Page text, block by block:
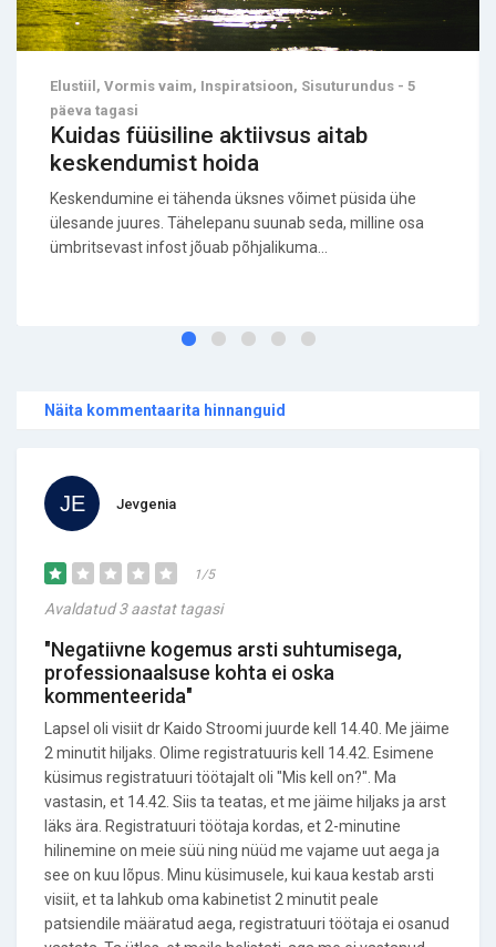
Elustiil, Vormis vaim, Inspiratsioon, Sisuturundus - 5
päeva tagasi
Kuidas füüsiline aktiivsus aitab
keskendumist hoida
Keskendumine ei tähenda üksnes võimet püsida ühe
ülesande juures. Tähelepanu suunab seda, milline osa
ümbritsevast infost jõuab põhjalikuma...
Näita kommentaarita hinnanguid
Jevgenia
1/5
Avaldatud 3 aastat tagasi
"Negatiivne kogemus arsti suhtumisega,
professionaalsuse kohta ei oska
kommenteerida"
Lapsel oli visiit dr Kaido Stroomi juurde kell 14.40. Me jäime
2 minutit hiljaks. Olime registratuuris kell 14.42. Esimene
küsimus registratuuri töötajalt oli "Mis kell on?". Ma
vastasin, et 14.42. Siis ta teatas, et me jäime hiljaks ja arst
läks ära. Registratuuri töötaja kordas, et 2-minutine
hilinemine on meie süü ning nüüd me vajame uut aega ja
see on kuu lõpus. Minu küsimusele, kui kaua kestab arsti
visiit, et ta lahkub oma kabinetist 2 minutit peale
patsiendile määratud aega, registratuuri töötaja ei osanud